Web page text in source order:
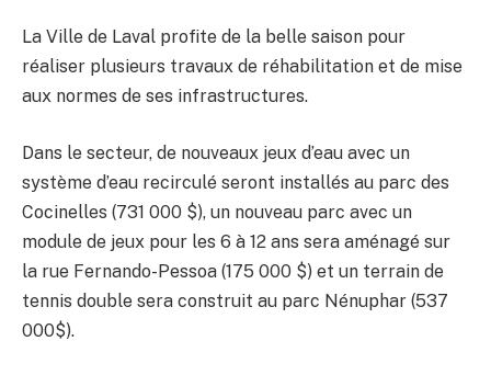
La Ville de Laval profite de la belle saison pour
réaliser plusieurs travaux de réhabilitation et de mise
aux normes de ses infrastructures.
Dans le secteur, de nouveaux jeux d’eau avec un
système d’eau recirculé seront installés au parc des
Cocinelles (731 000 $), un nouveau parc avec un
module de jeux pour les 6 à 12 ans sera aménagé sur
la rue Fernando-Pessoa (175 000 $) et un terrain de
tennis double sera construit au parc Nénuphar (537
000$).